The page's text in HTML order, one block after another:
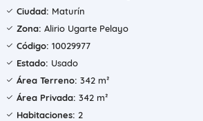
Ciudad: Maturín
Zona: Alirio Ugarte Pelayo
Código: 10029977
Estado: Usado
Área Terreno: 342 m²
Área Privada: 342 m²
Habitaciones: 2